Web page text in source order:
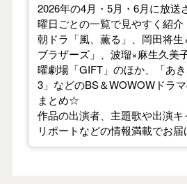
2026年の4月・5月・6月に放送
曜日ごとの一覧で見やすく紹介
朝ドラ「風、薫る」、岡田将
ブラザーズ」、波瑠×麻生久美
曜劇場「GIFT」のほか、「あ
3」などのBS＆WOWOWドラ
まとめ☆
作品の出演者、主題歌や出演
リポートなどの情報満載でお届